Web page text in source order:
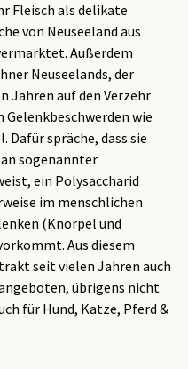
Fleisch als delikate
von Neuseeland aus
Außerdem
Neuseelands, der
Jahren auf den Verzehr
Gelenkbeschwerden wie
spräche, dass sie
sogenannter
ein Polysaccharid
im menschlichen
(Knorpel und
Aus diesem
seit vielen Jahren auch
übrigens nicht
für Hund, Katze, Pferd &